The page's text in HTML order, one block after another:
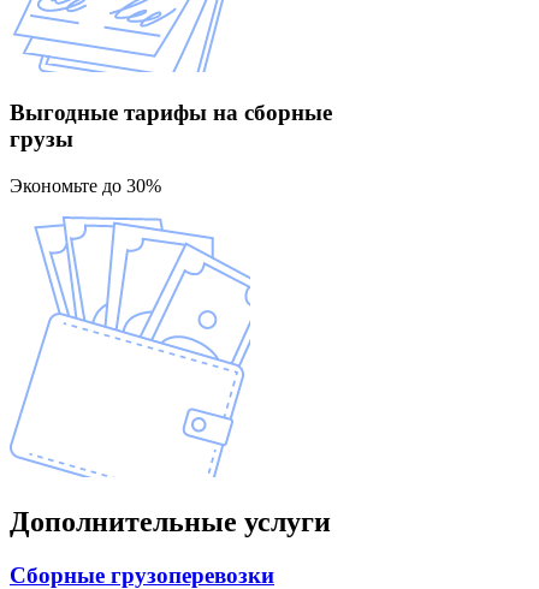
Выгодные тарифы на сборные
грузы
Экономьте до 30%
Дополнительные услуги
Сборные грузоперевозки